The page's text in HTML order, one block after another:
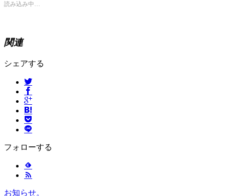
読み込み中…
関連
シェアする
フォローする
お知らせ。